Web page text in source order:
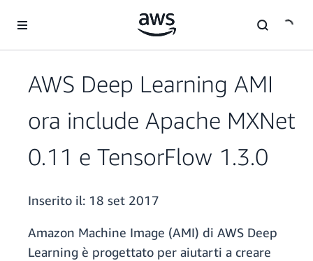
AWS Deep Learning AMI
ora include Apache MXNet
0.11 e TensorFlow 1.3.0
Inserito il: 18 set 2017
Amazon Machine Image (AMI) di AWS Deep
Learning è progettato per aiutarti a creare